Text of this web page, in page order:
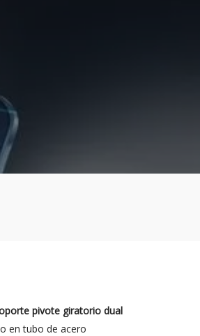
pivote giratorio dual
en tubo de acero